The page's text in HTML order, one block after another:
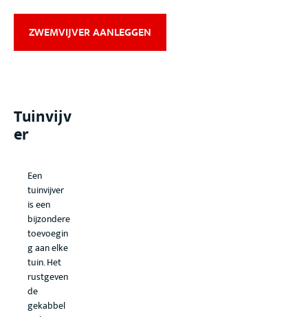
ZWEMVIJVER AANLEGGEN
Tuinvijv
er
Een
tuinvijver
is een
bijzondere
toevoegin
g aan elke
tuin. Het
rustgeven
de
gekabbel